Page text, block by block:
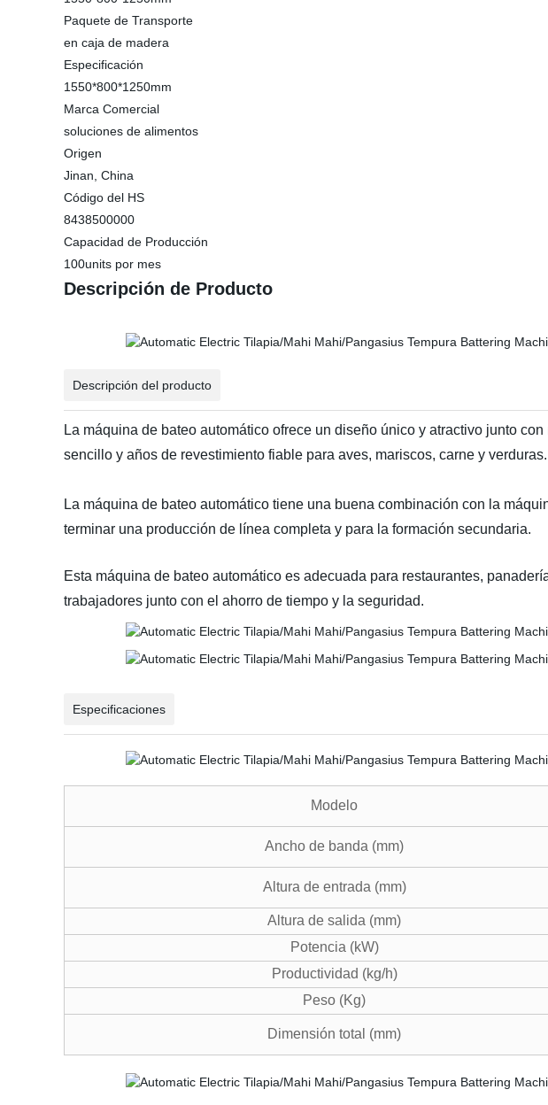
Paquete de Transporte
en caja de madera
Especificación
1550*800*1250mm
Marca Comercial
soluciones de alimentos
Origen
Jinan, China
Código del HS
8438500000
Capacidad de Producción
100units por mes
Descripción de Producto
Descripción del producto
La máquina de bateo automático ofrece un diseño único y atractivo junto
sencillo y años de revestimiento fiable para aves, mariscos, carne y verduras.
La máquina de bateo automático tiene una buena combinación con la
terminar una producción de línea completa y para la formación secundaria.
Esta máquina de bateo automático es adecuada para restaurantes,
trabajadores junto con el ahorro de tiempo y la seguridad.
Especificaciones
Modelo
Ancho de banda (mm)
Altura de entrada (mm)
Altura de salida (mm)
Potencia (kW)
Productividad (kg/h)
Peso (Kg)
Dimensión total (mm)